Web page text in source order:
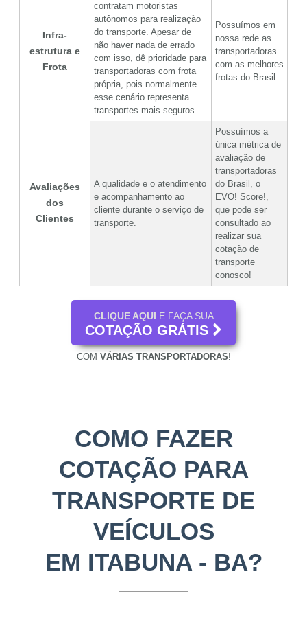
Infra-
estrutura e
Frota
contratam motoristas
autônomos para realização
do transporte. Apesar de
não haver nada de errado
com isso, dê prioridade para
transportadoras com frota
própria, pois normalmente
esse cenário representa
transportes mais seguros.
Possuímos em
nossa rede as
transportadoras
com as melhores
frotas do Brasil.
Avaliações
dos
Clientes
A qualidade e o atendimento
e acompanhamento ao
cliente durante o serviço de
transporte.
Possuímos a
única métrica de
avaliação de
transportadoras
do Brasil, o
EVO! Score!,
que pode ser
consultado ao
realizar sua
cotação de
transporte
conosco!
CLIQUE AQUI E FAÇA SUA
COTAÇÃO GRÁTIS
COM VÁRIAS TRANSPORTADORAS!
COMO FAZER
COTAÇÃO PARA
TRANSPORTE DE
VEÍCULOS
EM ITABUNA - BA?